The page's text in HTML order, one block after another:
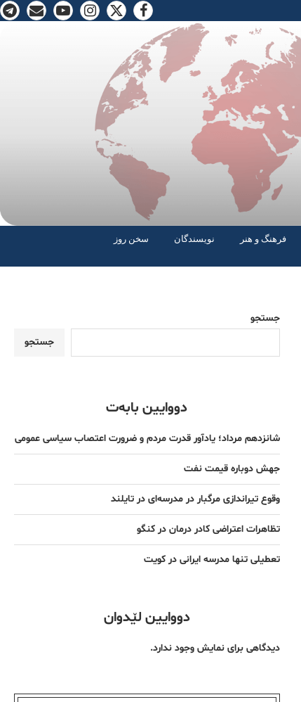
فرهنگ و هنر نویسندگان
سخن روز
جستجو
جستجو
دووایین بابەت
شانزدهم مرداد؛ یادآور قدرت مردم و ضرورت اعتصاب سیاسی عمومی
جهش دوباره قیمت نفت
وقوع تیراندازی مرگبار در مدرسه‌ای در تایلند
تظاهرات اعتراضی کادر درمان در کنگو
تعطیلی تنها مدرسه ایرانی در کویت
دووایین لێدوان
دیدگاهی برای نمایش وجود ندارد.